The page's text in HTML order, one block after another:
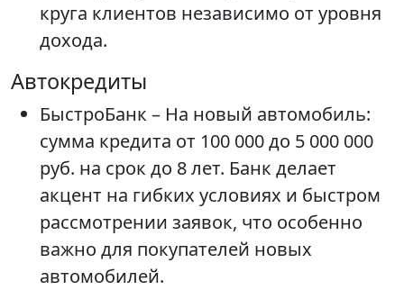
круга клиентов независимо от уровня
дохода.
Автокредиты
БыстроБанк – На новый автомобиль:
сумма кредита от 100 000 до 5 000 000
руб. на срок до 8 лет. Банк делает
акцент на гибких условиях и быстром
рассмотрении заявок, что особенно
важно для покупателей новых
автомобилей.